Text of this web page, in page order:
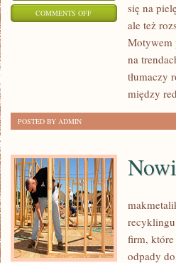
COMMENTS OFFON
AMOREPACIFIC
POŁUDNIOWA)
się na
ale też
Motywem
na
tłumaczy
między
POSTED BY ADMIN
firm, które
odpady